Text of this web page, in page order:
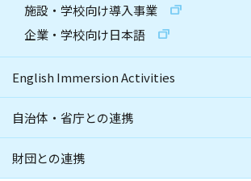
施設・学校向け導入事業
企業・学校向け日本語
English Immersion Activities
自治体・省庁との連携
財団との連携